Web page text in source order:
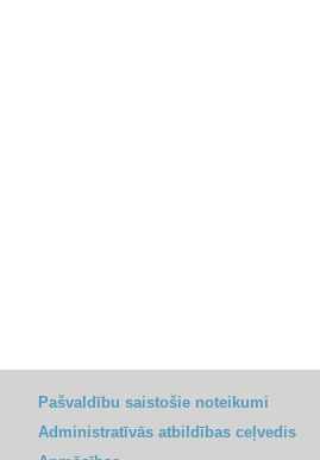
Pašvaldību saistošie noteikumi
Administratīvās atbildības ceļvedis